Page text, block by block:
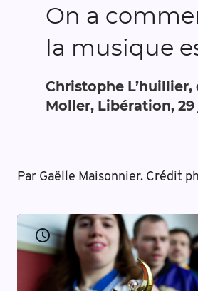
On a
la musique
Christophe
Moller, Libération, 29
Par Gaëlle Maisonnier. Crédit